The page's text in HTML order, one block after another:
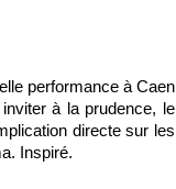
performance à Caen
à la prudence, le
directe sur les
Inspiré.